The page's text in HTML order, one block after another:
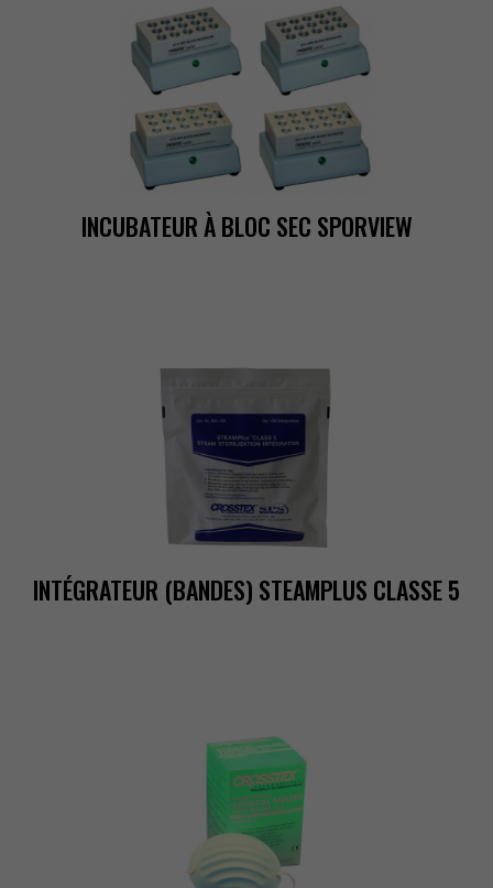
INCUBATEURÀBLOCSECSPORVIEW
INTÉGRATEUR(BANDES)STEAMPLUSCLASSE5